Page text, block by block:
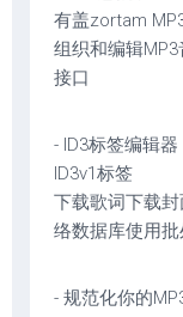
有盖zortam
组织和编辑
接口
- ID3标签编辑
ID3v1标签
下载歌词下载
络数据库使用
- 规范化你的